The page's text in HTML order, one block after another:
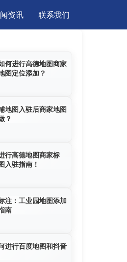
资讯 联系我们
何进行高德地图商家
图定位添加？
地图入驻后商家地图
？
行高德地图商家标
入驻指南！
注：工业园地图添加
南
进行百度地图和抖音